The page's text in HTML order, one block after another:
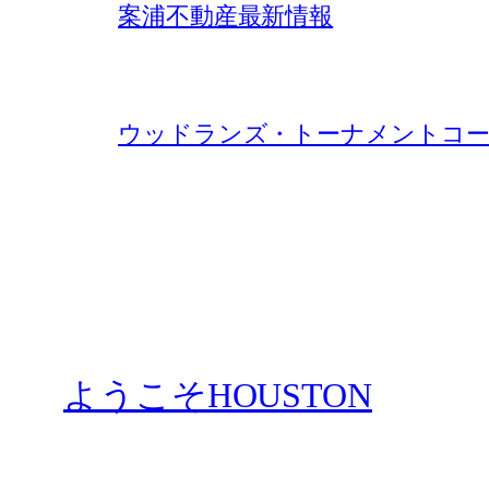
案浦不動産最新情報
ウッドランズ・トーナメントコ
ようこそHOUSTON